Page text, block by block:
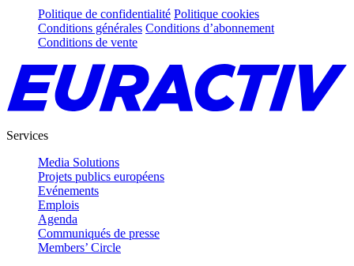
Politique de confidentialité Politique cookies
Conditions générales Conditions d’abonnement
Conditions de vente
Services
Media Solutions
Projets publics européens
Evénements
Emplois
Agenda
Communiqués de presse
Members’ Circle